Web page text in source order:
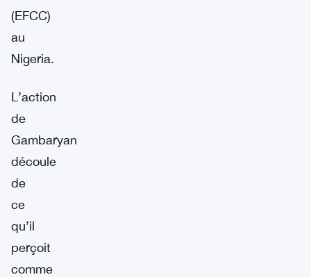
(EFCC)
au
Nigeria.
L’action
de
Gambaryan
découle
de
ce
qu’il
perçoit
comme